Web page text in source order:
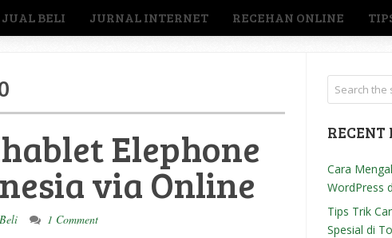
JUAL BELI JURNAL INTERNET RECEHAN ONLINE
Elephone
via Online
1 Comment
RECENT
Cara
WordPress
Tips Trik
Spesial di